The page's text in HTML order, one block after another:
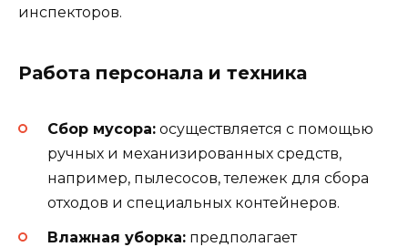
инспекторов.
Работа персонала и техника
Сбор мусора: осуществляется с помощью
ручных и механизированных средств,
например, пылесосов, тележек для сбора
отходов и специальных контейнеров.
Влажная уборка: предполагает